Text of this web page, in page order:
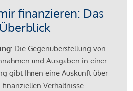
finanzieren: Das
Die Gegenüberstellung von
und Ausgaben in einer
gibt Ihnen eine Auskunft über
finanziellen Verhältnisse.